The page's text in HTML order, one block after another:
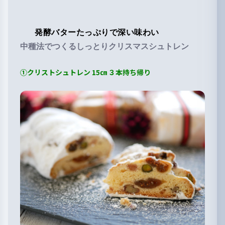
発酵バターたっぷりで深い味わい
中種法でつくるしっとり クリスマスシュトレン
①クリストシュトレン 15㎝ ３本持ち帰り